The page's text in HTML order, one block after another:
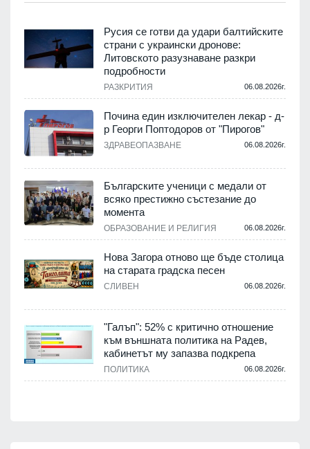
Русия се готви да удари балтийските
страни с украински дронове:
Литовското разузнаване разкри
подробности
РАЗКРИТИЯ 06.08.2026г.
Почина един изключителен лекар - д-
р Георги Поптодоров от "Пирогов"
ЗДРАВЕОПАЗВАНЕ 06.08.2026г.
Българските ученици с медали от
всяко престижно състезание до
момента
ОБРАЗОВАНИЕ И РЕЛИГИЯ 06.08.2026г.
Нова Загора отново ще бъде столица
на старата градска песен
СЛИВЕН 06.08.2026г.
"Галъп": 52% с критично отношение
към външната политика на Радев,
кабинетът му запазва подкрепа
ПОЛИТИКА 06.08.2026г.